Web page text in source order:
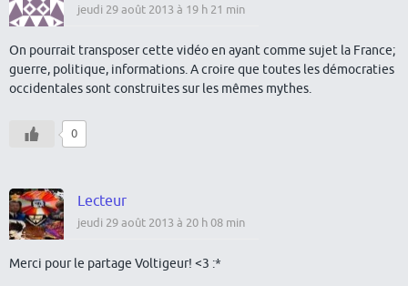
jeudi 29 août 2013 à 19 h 21 min
On pourrait transposer cette vidéo en ayant comme sujet la France;
guerre, politique, informations. A croire que toutes les démocraties
occidentales sont construites sur les mêmes mythes.
0
Lecteur
jeudi 29 août 2013 à 20 h 08 min
Merci pour le partage Voltigeur! <3 :*